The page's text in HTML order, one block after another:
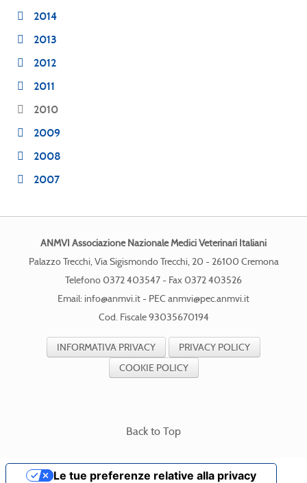
2014
2013
2012
2011
2010
2009
2008
2007
ANMVI Associazione Nazionale Medici Veterinari Italiani
Palazzo Trecchi, Via Sigismondo Trecchi, 20 - 26100 Cremona
Telefono 0372 403547 - Fax 0372 403526
Email: info@anmvi.it- PEC anmvi@pec.anmvi.it
Cod. Fiscale 93035670194
INFORMATIVA PRIVACY
PRIVACY POLICY
COOKIE POLICY
Back to Top
Le tue preferenze relative alla privacy